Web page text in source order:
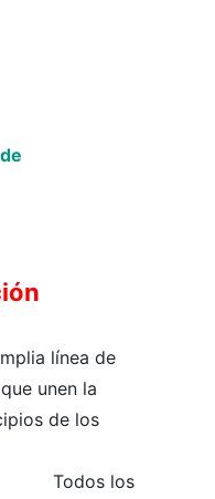
línea de
unen la
de los
los